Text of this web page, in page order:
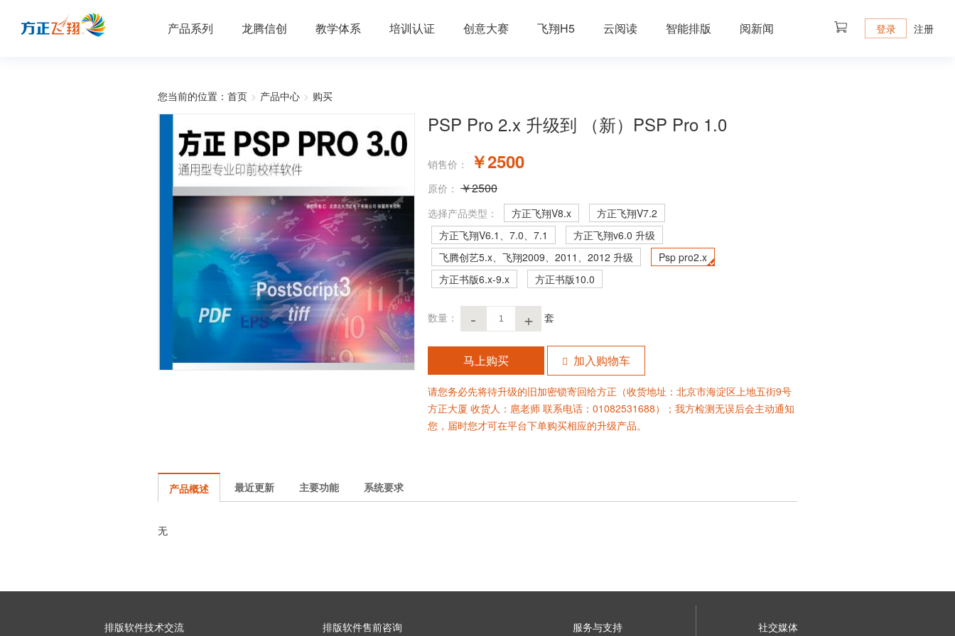
产品系列 龙腾信创 教学体系 培训认证 创意大赛 飞翔H5 云阅读 智能排版 阅新闻 登录 注册
您当前的位置： 首页 > 产品中心 > 购买
PSP Pro 2.x 升级到 （新）PSP Pro 1.0
销售价： ￥2500
原价： ￥2500
选择产品类型： 方正飞翔V8.x
方正飞翔V7.2
方正飞翔V6.1、7.0、7.1
方正飞翔v6.0 升级
飞腾创艺5.x、飞翔2009、2011、2012 升级
Psp pro2.x
方正书版6.x-9.x
方正书版10.0
数量： - + 套
马上购买 加入购物车
请您务必先将待升级的旧加密锁寄回给方正（收货地址：北京市海淀区上地五街9号
方正大厦 收货人：扈老师 联系电话：01082531688）；我方检测无误后会主动通知
您，届时您才可在平台下单购买相应的升级产品。
产品概述 最近更新 主要功能 系统要求
无
排版软件技术交流 排版软件售前咨询 服务与支持 社交媒体